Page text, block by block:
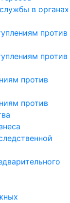
в органах
против
против
против
против